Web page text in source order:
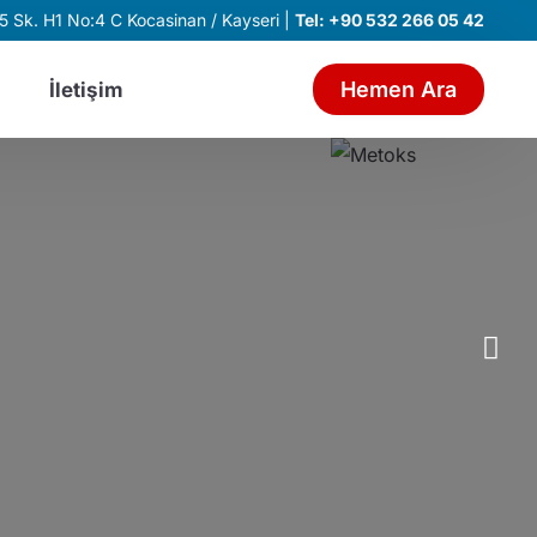
Sk. H1 No:4 C Kocasinan / Kayseri |Tel: +90 532 266 05 42
İletişim Hemen Ara